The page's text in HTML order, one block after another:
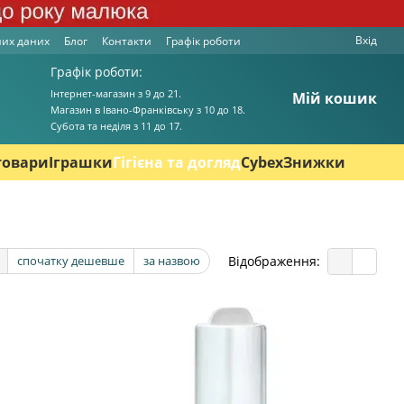
даних Блог Контакти Графік роботи Вхід
Графік роботи:
Інтернет-магазин з 9 до 21.
Магазин в Івано-Франківську з 10 до 18.
Cубота та неділя з 11 до 17.
Мій кошик
ІграшкиГігієна та доглядCybexЗнижки
спочатку дешевше за назвою Відображення: